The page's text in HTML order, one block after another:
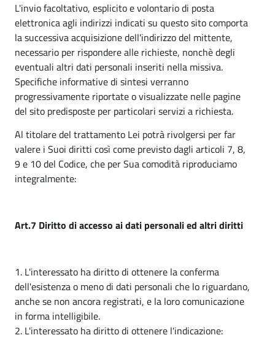
L'invio facoltativo, esplicito e volontario di posta
elettronica agli indirizzi indicati su questo sito comporta
la successiva acquisizione dell'indirizzo del mittente,
necessario per rispondere alle richieste, nonchè degli
eventuali altri dati personali inseriti nella missiva.
Specifiche informative di sintesi verranno
progressivamente riportate o visualizzate nelle pagine
del sito predisposte per particolari servizi a richiesta.
Al titolare del trattamento Lei potrà rivolgersi per far
valere i Suoi diritti così come previsto dagli articoli 7, 8,
9 e 10 del Codice, che per Sua comodità riproduciamo
integralmente:
Art.7 Diritto di accesso ai dati personali ed altri diritti
1. L'interessato ha diritto di ottenere la conferma
dell'esistenza o meno di dati personali che lo riguardano,
anche se non ancora registrati, e la loro comunicazione
in forma intelligibile.
2. L'interessato ha diritto di ottenere l'indicazione: